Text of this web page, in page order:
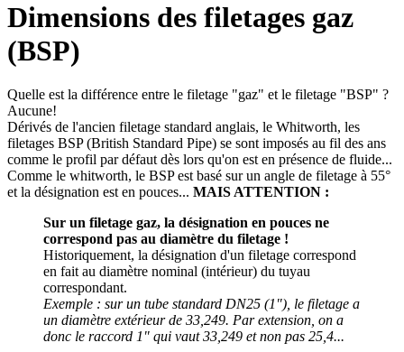
Dimensions des filetages gaz
(BSP)
Quelle est la différence entre le filetage "gaz" et le filetage "BSP" ?
Aucune!
Dérivés de l'ancien filetage standard anglais, le Whitworth, les
filetages BSP (British Standard Pipe) se sont imposés au fil des ans
comme le profil par défaut dès lors qu'on est en présence de fluide...
Comme le whitworth, le BSP est basé sur un angle de filetage à 55°
et la désignation est en pouces... MAIS ATTENTION :
Sur un filetage gaz, la désignation en pouces ne
correspond pas au diamètre du filetage !
Historiquement, la désignation d'un filetage correspond
en fait au diamètre nominal (intérieur) du tuyau
correspondant.
Exemple : sur un tube standard DN25 (1"), le filetage a
un diamètre extérieur de 33,249. Par extension, on a
donc le raccord 1" qui vaut 33,249 et non pas 25,4...